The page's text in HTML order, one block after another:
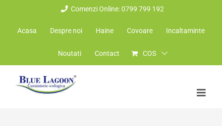
Comenzi Online: 0799 799 192
Acasa Despre noi Haine Covoare Incaltaminte
Noutati Contact COS